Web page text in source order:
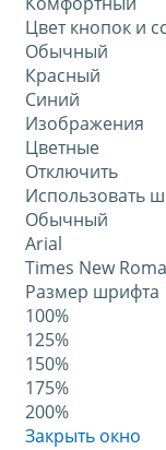
Цвет кнопок и
Обычный
Красный
Синий
Изображения
Цветные
Отключить
Использовать
Обычный
Arial
Times New
Размер шрифта
100%
125%
150%
175%
200%
Закрыть окно